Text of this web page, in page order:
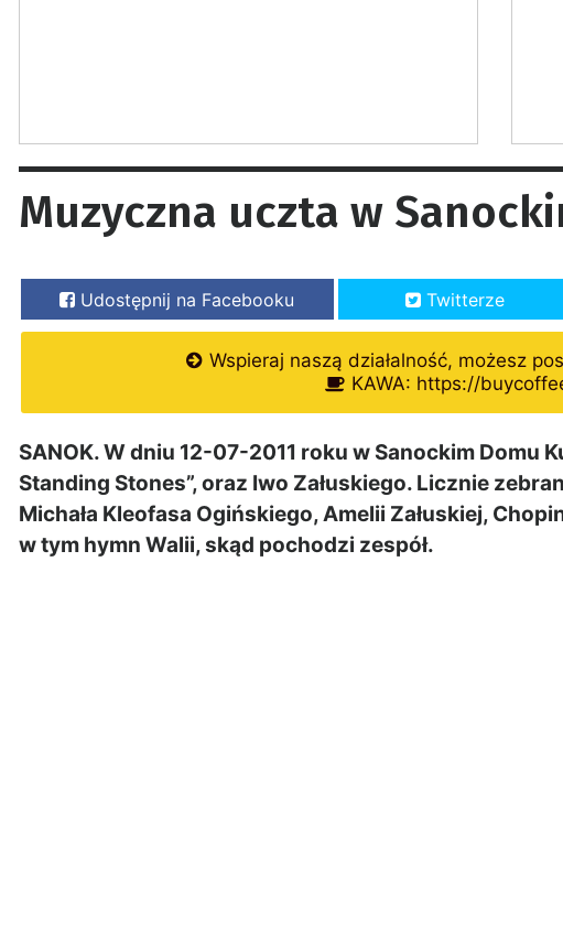
Muzyczna uczta w
Udostępnij na Facebooku Twitterze
Wspieraj naszą działalność, możesz
KAWA: https://
SANOK. W dniu 12-07-2011 roku w Sanockim Domu
Standing Stones”, oraz Iwo Załuskiego. Licznie
Michała Kleofasa Ogińskiego, Amelii Załuskiej,
w tym hymn Walii, skąd pochodzi zespół.